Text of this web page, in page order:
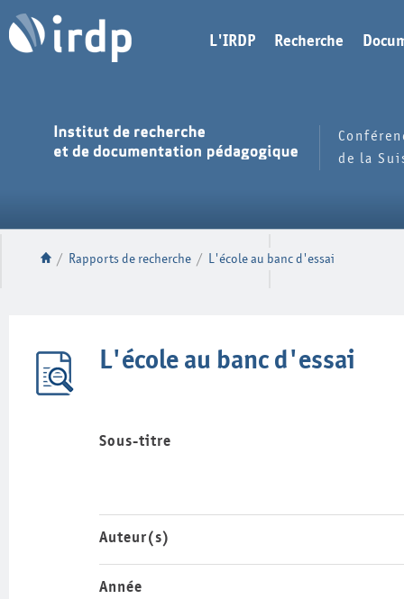
L'IRDP Recherche
de la
/ Rapports de recherche / L'école au banc d'essai
L'école au banc d'essai
Sous-titre
Auteur(s)
Année